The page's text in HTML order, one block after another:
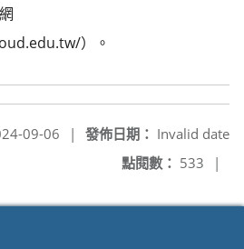
）。
發佈日期： Invalid date
09-06
|
點閱數： 533 |